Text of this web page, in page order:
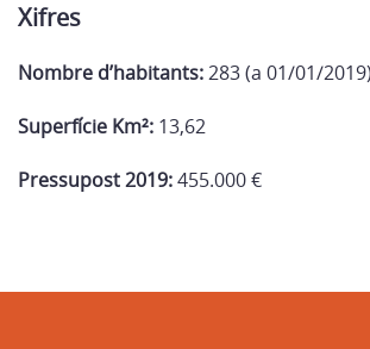
Xifres
Nombre d’habitants:283 (a 01/01/2019)
Superfície Km²: 13,62
Pressupost 2019:455.000 €